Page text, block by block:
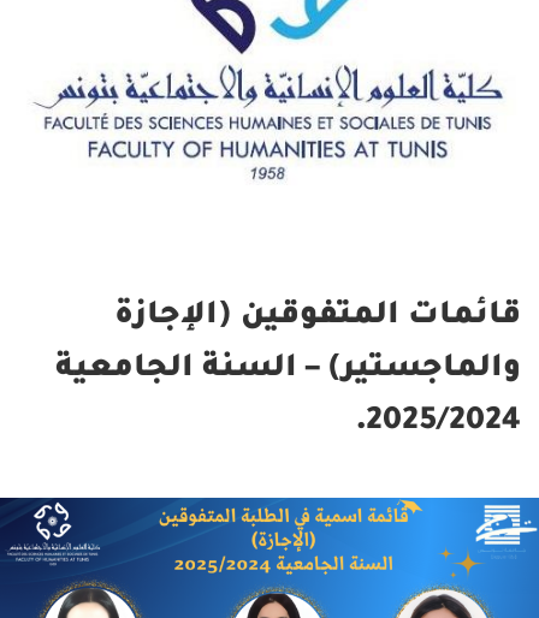
قائمات المتفوقين (الإجازة
والماجستير) – السنة الجامعية
2025/2024.